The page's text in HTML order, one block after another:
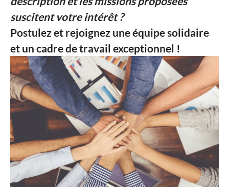
suscitent votre intérêt ?
Postulez et rejoignez une équipe solidaire
et un cadre de travail exceptionnel !